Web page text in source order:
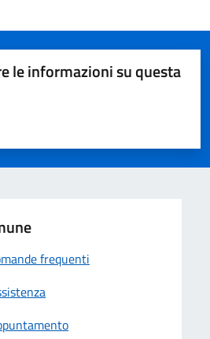
le informazioni su questa
stelle su 5
su 5
5
frequenti